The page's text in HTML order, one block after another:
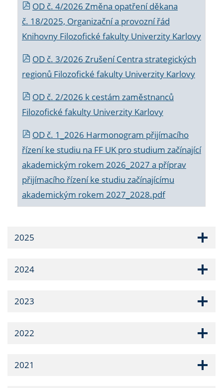
OD č. 4/2026 Změna opatření děkana
č. 18/2025, Organizační a provozní řád
Knihovny Filozofické fakulty Univerzity Karlovy
OD č. 3/2026 Zrušení Centra strategických
regionů Filozofické fakulty Univerzity Karlovy
OD č. 2/2026 k cestám zaměstnanců
Filozofické fakulty Univerzity Karlovy
OD č. 1_2026 Harmonogram přijímacího
řízení ke studiu na FF UK pro studium začínající
akademickým rokem 2026_2027 a příprav
přijímacího řízení ke studiu začínajícímu
akademickým rokem 2027_2028.pdf
2025
2024
2023
2022
2021